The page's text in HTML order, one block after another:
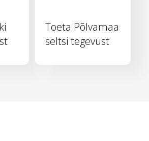
Toeta Põlvamaa
seltsi tegevust